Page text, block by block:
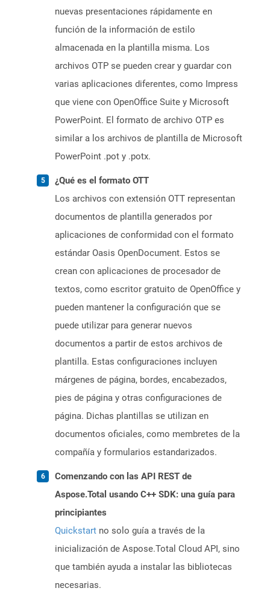
nuevas presentaciones rápidamente en
función de la información de estilo
almacenada en la plantilla misma. Los
archivos OTP se pueden crear y guardar con
varias aplicaciones diferentes, como Impress
que viene con OpenOffice Suite y Microsoft
PowerPoint. El formato de archivo OTP es
similar a los archivos de plantilla de Microsoft
PowerPoint .pot y .potx.
¿Qué es el formato OTT
Los archivos con extensión OTT representan
documentos de plantilla generados por
aplicaciones de conformidad con el formato
estándar Oasis OpenDocument. Estos se
crean con aplicaciones de procesador de
textos, como escritor gratuito de OpenOffice y
pueden mantener la configuración que se
puede utilizar para generar nuevos
documentos a partir de estos archivos de
plantilla. Estas configuraciones incluyen
márgenes de página, bordes, encabezados,
pies de página y otras configuraciones de
página. Dichas plantillas se utilizan en
documentos oficiales, como membretes de la
compañía y formularios estandarizados.
Comenzando con las API REST de
Aspose.Total usando C++ SDK: una guía para
principiantes
Quickstart no solo guía a través de la
inicialización de Aspose.Total Cloud API, sino
que también ayuda a instalar las bibliotecas
necesarias.